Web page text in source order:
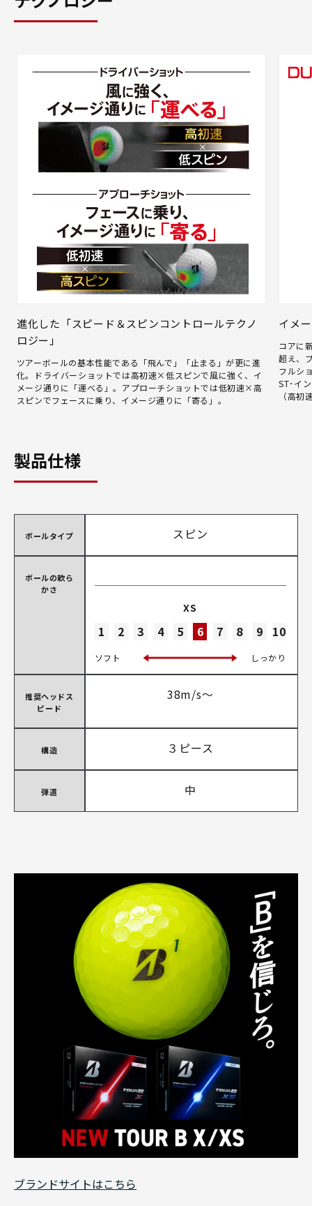
進化した「スピード＆スピンコントロールテクノ
ロジー」
ツアーボールの基本性能である「飛んで」「止まる」が更に進
化。ドライバーショットでは高初速×低スピンで風に強く、イ
メージ通りに「運べる」。アプローチショットでは低初速×高
スピンでフェースに乗り、イメージ通りに「寄る」。
イメ
コアに
超え、
フルシ
ST･イ
（高
製品仕様
ボールタイプ スピン
ボールの軟ら
かさ
XS
1 2 3 4 5 6 7 8 9 10
ソフト しっかり
推奨ヘッドス
ピード
38m/s～
構造 ３ピース
弾道 中
ブランドサイトはこちら